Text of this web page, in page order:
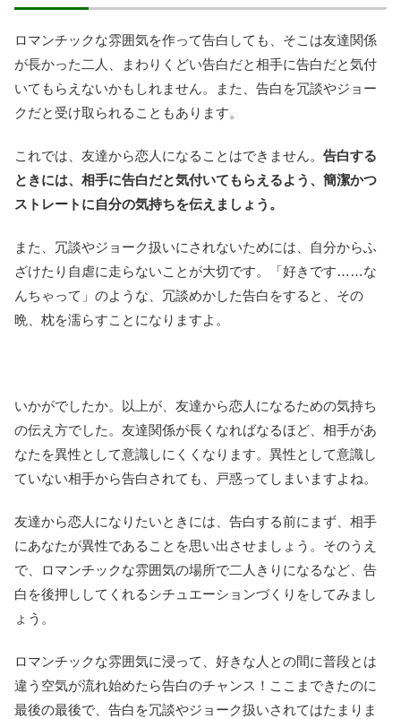
ロマンチックな雰囲気を作って告白しても、そこは友達関係
が長かった二人、まわりくどい告白だと相手に告白だと気付
いてもらえないかもしれません。また、告白を冗談やジョー
クだと受け取られることもあります。
これでは、友達から恋人になることはできません。 告白する
ときには、相手に告白だと気付いてもらえるよう、簡潔かつ
ストレートに自分の気持ちを伝えましょう。
また、冗談やジョーク扱いにされないためには、自分からふ
ざけたり自虐に走らないことが大切です。「好きです……な
んちゃって」のような、冗談めかした告白をすると、その
晩、枕を濡らすことになりますよ。
いかがでしたか。以上が、友達から恋人になるための気持ち
の伝え方でした。友達関係が長くなればなるほど、相手があ
なたを異性として意識しにくくなります。異性として意識し
ていない相手から告白されても、戸惑ってしまいますよね。
友達から恋人になりたいときには、告白する前にまず、相手
にあなたが異性であることを思い出させましょう。そのうえ
で、ロマンチックな雰囲気の場所で二人きりになるなど、告
白を後押ししてくれるシチュエーションづくりをしてみまし
ょう。
ロマンチックな雰囲気に浸って、好きな人との間に普段とは
違う空気が流れ始めたら告白のチャンス！ここまできたのに
最後の最後で、告白を冗談やジョーク扱いされてはたまりま